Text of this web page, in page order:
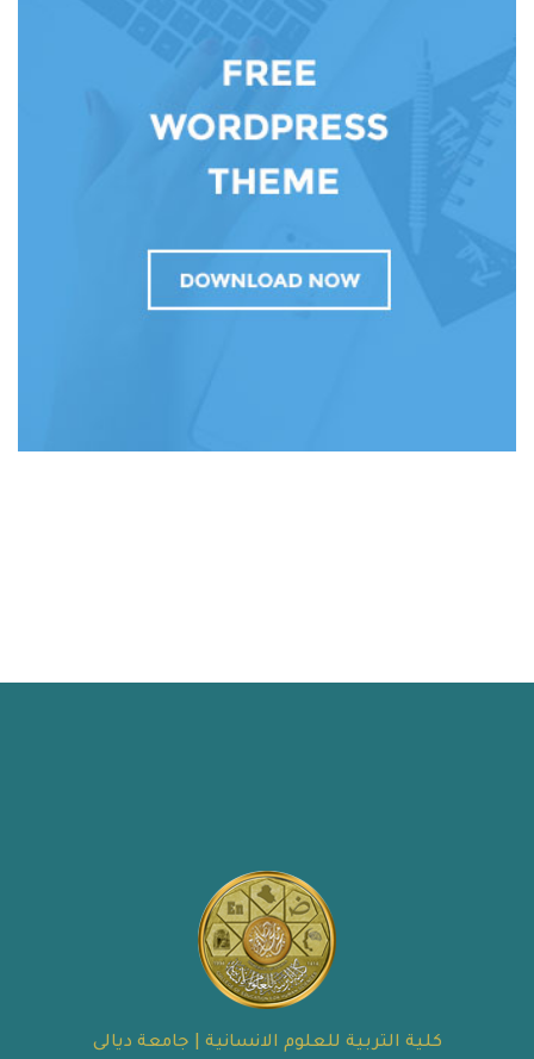
كلية التربية للعلوم الانسانية | جامعة ديالى